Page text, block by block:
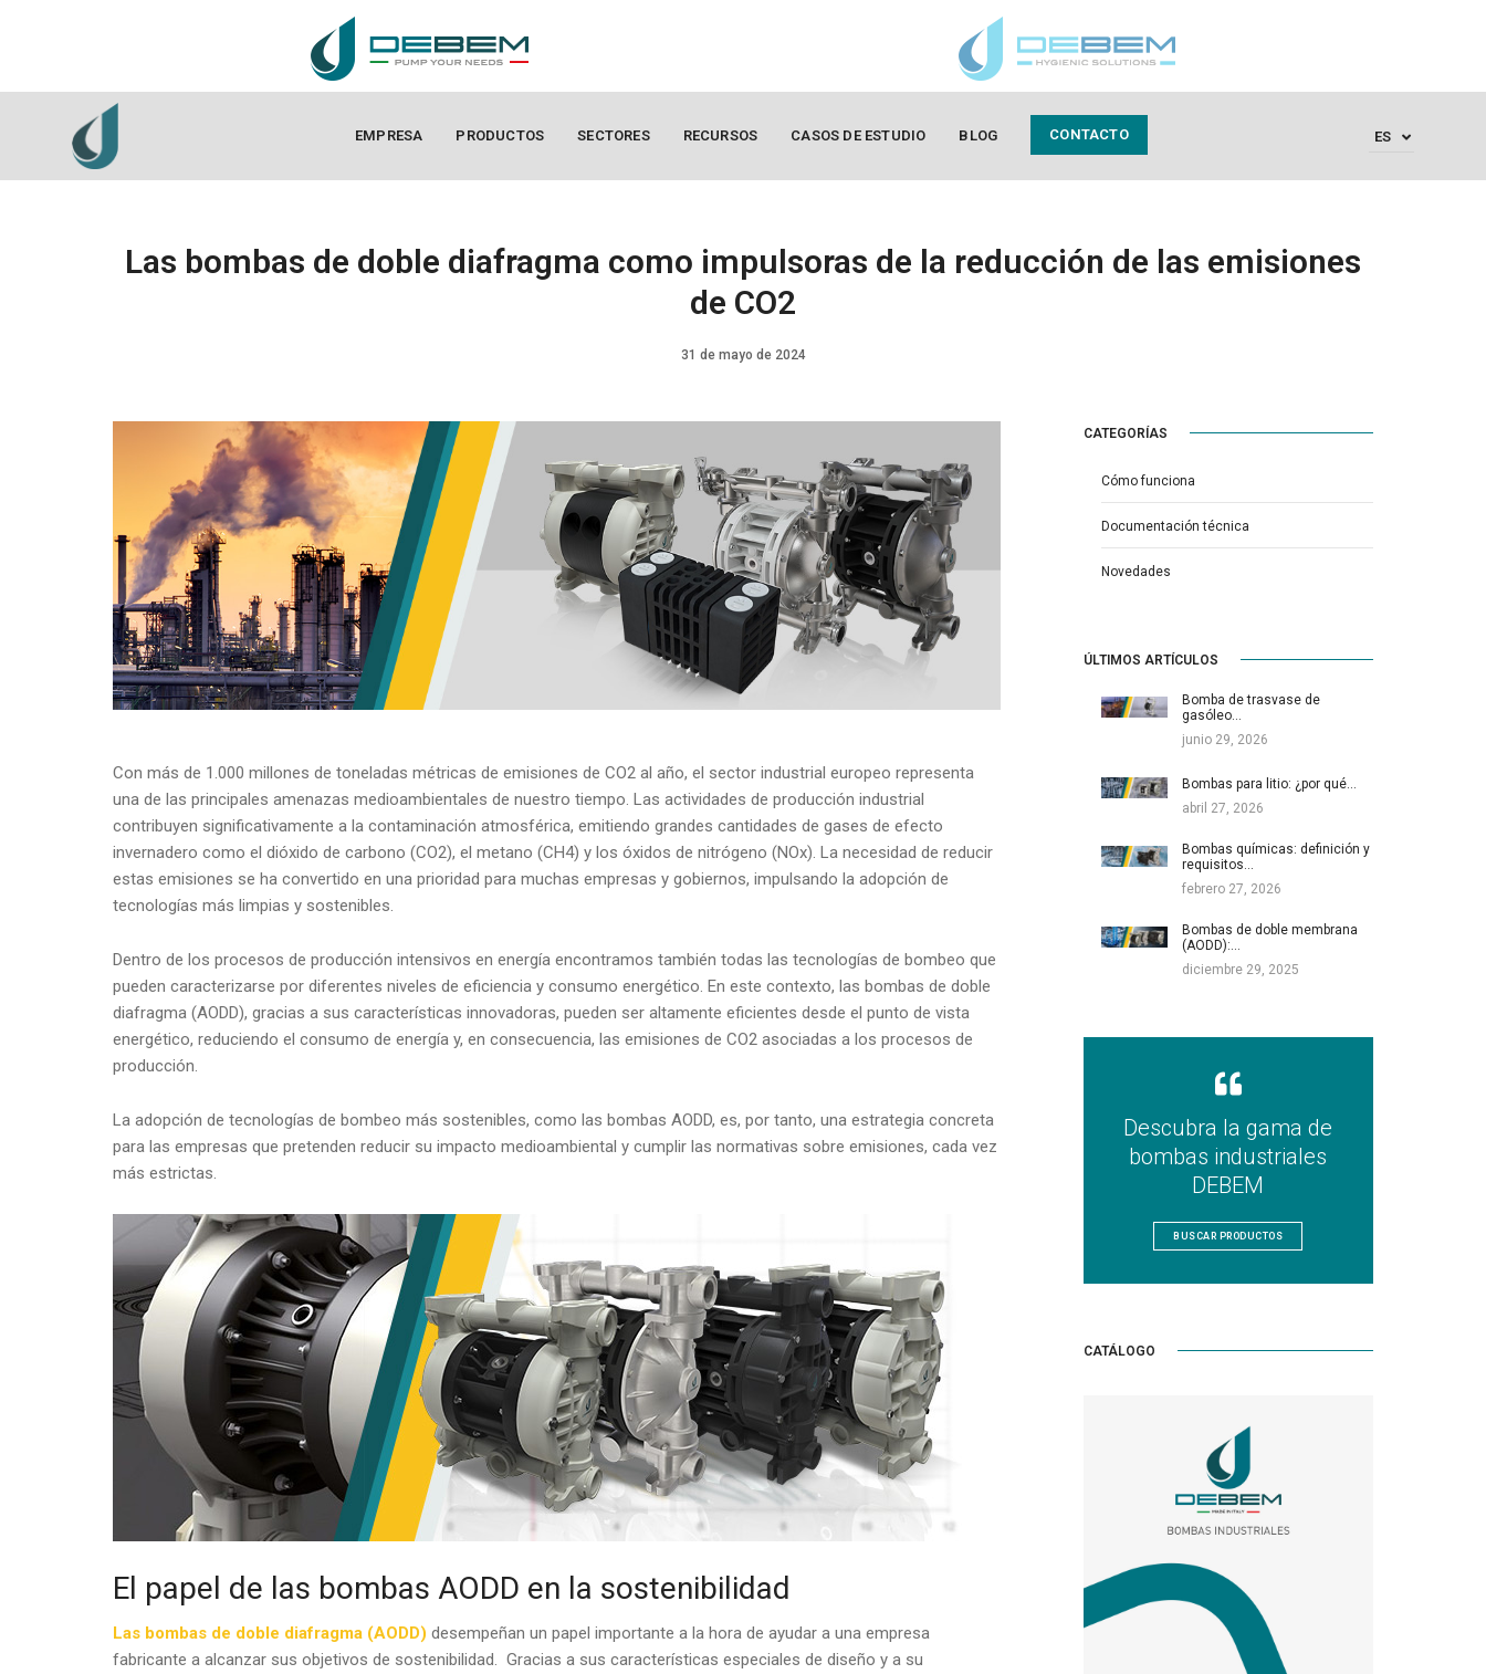
EMPRESA PRODUCTOS SECTORES RECURSOS CASOS DE ESTUDIO BLOG CONTACTO ES
Las bombas de doble diafragma como impulsoras de la reducción de las emisiones
de CO2
31 de mayo de 2024
Con más de 1.000 millones de toneladas métricas de emisiones de CO2 al año, el sector industrial europeo representa
una de las principales amenazas medioambientales de nuestro tiempo. Las actividades de producción industrial
contribuyen significativamente a la contaminación atmosférica, emitiendo grandes cantidades de gases de efecto
invernadero como el dióxido de carbono (CO2), el metano (CH4) y los óxidos de nitrógeno (NOx). La necesidad de reducir
estas emisiones se ha convertido en una prioridad para muchas empresas y gobiernos, impulsando la adopción de
tecnologías más limpias y sostenibles.
Dentro de los procesos de producción intensivos en energía encontramos también todas las tecnologías de bombeo que
pueden caracterizarse por diferentes niveles de eficiencia y consumo energético. En este contexto, las bombas de doble
diafragma (AODD), gracias a sus características innovadoras, pueden ser altamente eficientes desde el punto de vista
energético, reduciendo el consumo de energía y, en consecuencia, las emisiones de CO2 asociadas a los procesos de
producción.
La adopción de tecnologías de bombeo más sostenibles, como las bombas AODD, es, por tanto, una estrategia concreta
para las empresas que pretenden reducir su impacto medioambiental y cumplir las normativas sobre emisiones, cada vez
más estrictas.
El papel de las bombas AODD en la sostenibilidad
Las bombas de doble diafragma (AODD) desempeñan un papel importante a la hora de ayudar a una empresa
fabricante a alcanzar sus objetivos de sostenibilidad. Gracias a sus características especiales de diseño y a su
CATEGORÍAS
Cómo funciona
Documentación técnica
Novedades
ÚLTIMOS ARTÍCULOS
Bomba de trasvase de
gasóleo…
junio 29, 2026
Bombas para litio: ¿por qué…
abril 27, 2026
Bombas químicas: definición y
requisitos…
febrero 27, 2026
Bombas de doble membrana
(AODD):…
diciembre 29, 2025
Descubra la gama de
bombas industriales
DEBEM
BUSCAR PRODUCTOS
CATÁLOGO